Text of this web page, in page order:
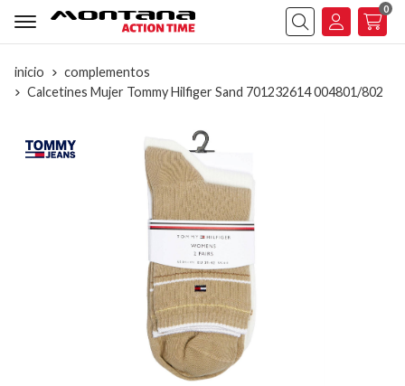
Buscar
0
inicio
complementos
Calcetines Mujer Tommy Hilfiger Sand 701232614 004801/802